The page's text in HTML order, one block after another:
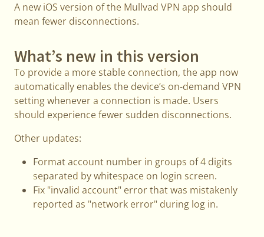
A new iOS version of the Mullvad VPN app should
mean fewer disconnections.
What’s new in this version
To provide a more stable connection, the app now
automatically enables the device’s on-demand VPN
setting whenever a connection is made. Users
should experience fewer sudden disconnections.
Other updates:
Format account number in groups of 4 digits
separated by whitespace on login screen.
Fix "invalid account" error that was mistakenly
reported as "network error" during log in.